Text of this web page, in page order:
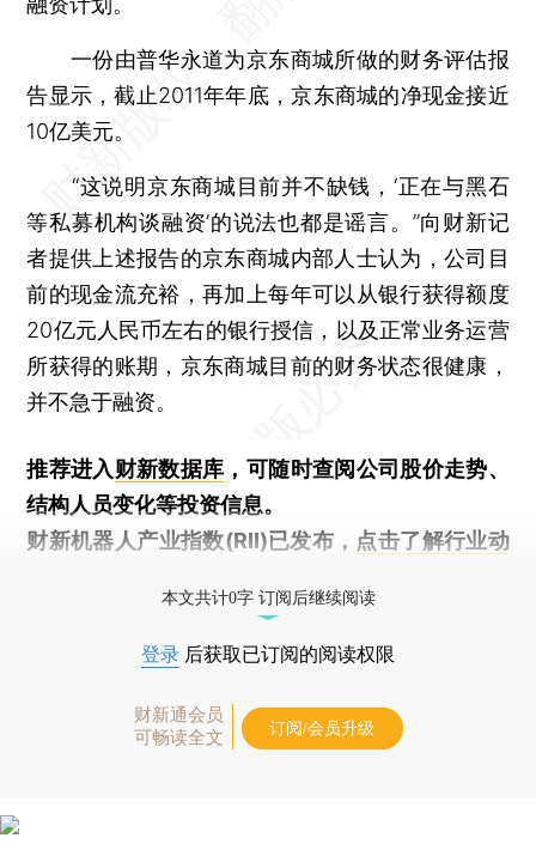
一份由普华永道为京东商城所做的财务评估报
告显示，截止2011年年底，京东商城的净现金接近
10亿美元。
“这说明京东商城目前并不缺钱，‘正在与黑石
等私募机构谈融资’的说法也都是谣言。”向财新记
者提供上述报告的京东商城内部人士认为，公司目
前的现金流充裕，再加上每年可以从银行获得额度
20亿元人民币左右的银行授信，以及正常业务运营
所获得的账期，京东商城目前的财务状态很健康，
并不急于融资。
推荐进入财新数据库 ，可随时查阅公司股价走势、
结构人员变化等投资信息。
财新机器人产业指数(RII)已发布， 点击了解行业动
本文共计0字 订阅后继续阅读
登录 后获取已订阅的阅读权限
财新通会员
可畅读全文
订阅/会员升级